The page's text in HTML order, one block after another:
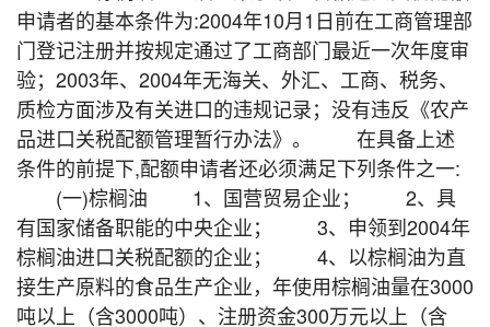
申请者的基本条件为:2004年10月1日前在工商管理部
门登记注册并按规定通过了工商部门最近一次年度审
验；2003年、2004年无海关、外汇、工商、税务、
质检方面涉及有关进口的违规记录；没有违反《农产
品进口关税配额管理暂行办法》。 在具备上述
条件的前提下,配额申请者还必须满足下列条件之一:
(一)棕榈油 1、国营贸易企业； 2、具
有国家储备职能的中央企业； 3、申领到2004年
棕榈油进口关税配额的企业； 4、以棕榈油为直
接生产原料的食品生产企业，年使用棕榈油量在3000
吨以上（含3000吨）、注册资金300万元以上（含